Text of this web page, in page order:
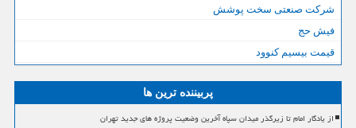
شرکت صنعتی سخت پوشش
فیش حج
قیمت بیسیم کنوود
پربیننده ترین ها
از یادگار امام تا زیرگذر میدان سپاه آخرین وضعیت پروژه های جدید تهران